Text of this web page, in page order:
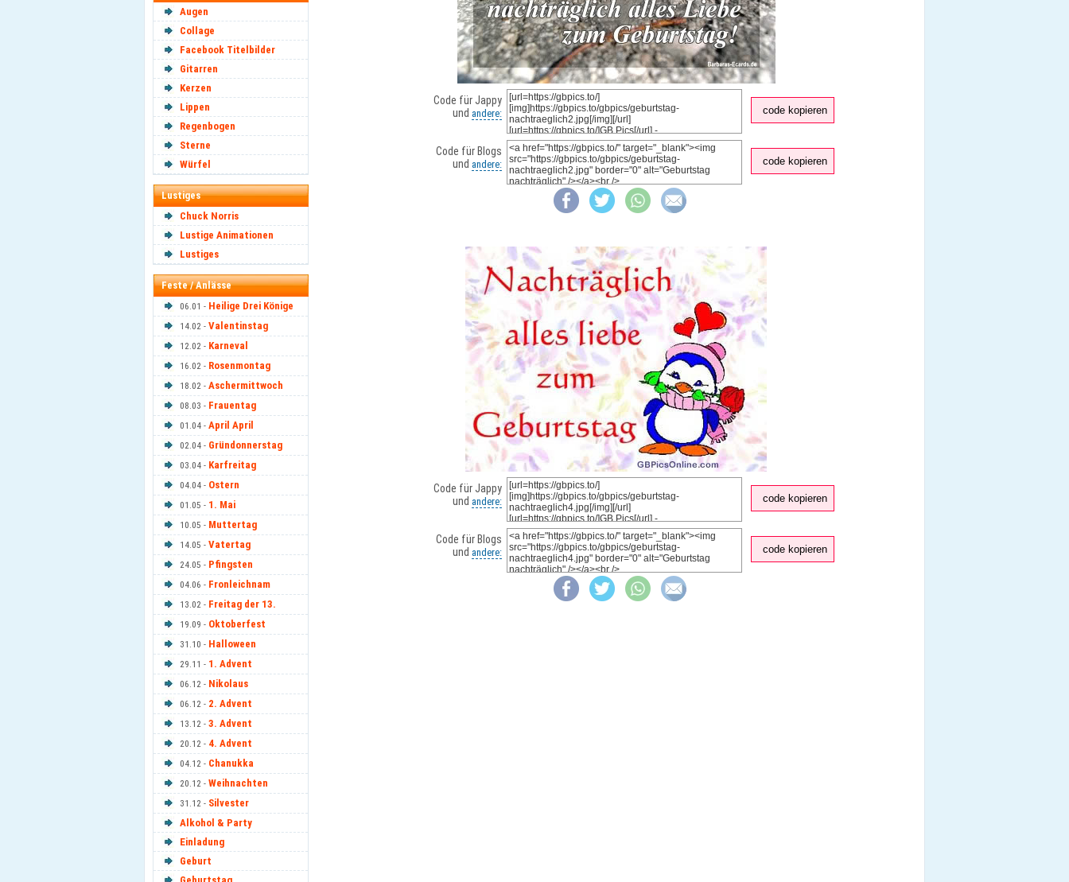
Augen
Collage
Facebook Titelbilder
Gitarren
Kerzen
Lippen
Regenbogen
Sterne
Würfel
Lustiges
Chuck Norris
Lustige Animationen
Lustiges
Feste / Anlässe
06.01 - Heilige Drei Könige
14.02 - Valentinstag
12.02 - Karneval
16.02 - Rosenmontag
18.02 - Aschermittwoch
08.03 - Frauentag
01.04 - April April
02.04 - Gründonnerstag
03.04 - Karfreitag
04.04 - Ostern
01.05 - 1. Mai
10.05 - Muttertag
14.05 - Vatertag
24.05 - Pfingsten
04.06 - Fronleichnam
13.02 - Freitag der 13.
19.09 - Oktoberfest
31.10 - Halloween
29.11 - 1. Advent
06.12 - Nikolaus
06.12 - 2. Advent
13.12 - 3. Advent
20.12 - 4. Advent
04.12 - Chanukka
20.12 - Weihnachten
31.12 - Silvester
Alkohol & Party
Einladung
Geburt
Code für Jappy
und andere: code kopieren
Code für Blogs
und andere: code kopieren
Code für Jappy
und andere: code kopieren
Code für Blogs
und andere: code kopieren